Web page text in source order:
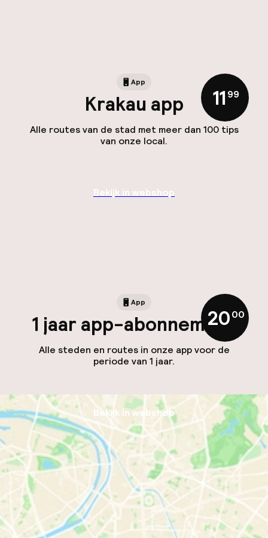
App
Krakau app
Alle routes van de stad met meer dan 100 tips
van onze local.
11 ,99
Bekijk in webshop
App
1 jaar app-abonnement
Alle steden en routes in onze app voor de
periode van 1 jaar.
20,00
Bekijk in webshop